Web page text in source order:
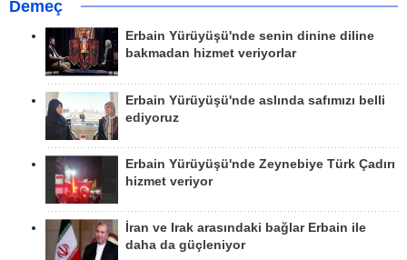
Demeç
Erbain Yürüyüşü'nde senin dinine diline
bakmadan hizmet veriyorlar
Erbain Yürüyüşü'nde aslında safımızı belli
ediyoruz
Erbain Yürüyüşü'nde Zeynebiye Türk Çadırı
hizmet veriyor
İran ve Irak arasındaki bağlar Erbain ile
daha da güçleniyor